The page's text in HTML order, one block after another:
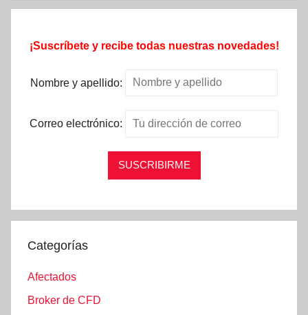
¡Suscríbete y recibe todas nuestras novedades!
Nombre y apellido:
Correo electrónico:
Categorías
Afectados
Broker de CFD